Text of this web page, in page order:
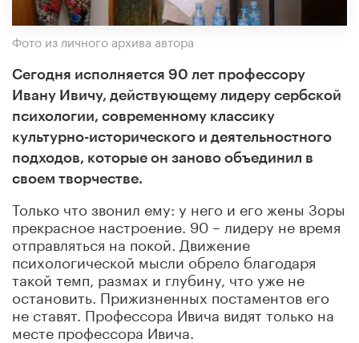
Фото из личного архива автора
Сегодня исполняется 90 лет профессору
Ивану Ивичу, действующему лидеру сербской
психологии, современному классику
культурно-исторического и деятельностного
подходов, которые он заново объединил в
своем творчестве.
Только что звонил ему: у него и его жены Зоры
прекрасное настроение. 90 – лидеру не время
отправляться на покой. Движение
психологической мысли обрело благодаря
такой темп, размах и глубину, что уже не
остановить. Прижизненных постаментов его
не ставят. Профессора Ивича видят только на
месте профессора Ивича.